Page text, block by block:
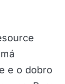
e o dobro